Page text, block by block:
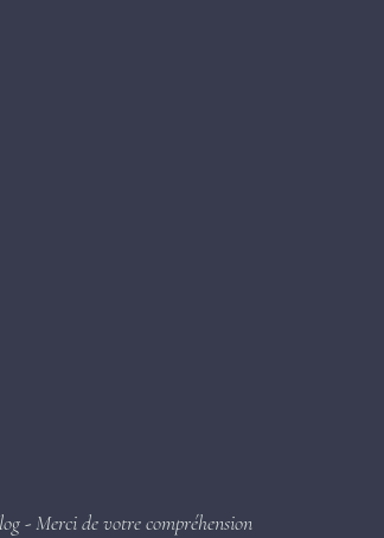
- Merci de votre compréhension